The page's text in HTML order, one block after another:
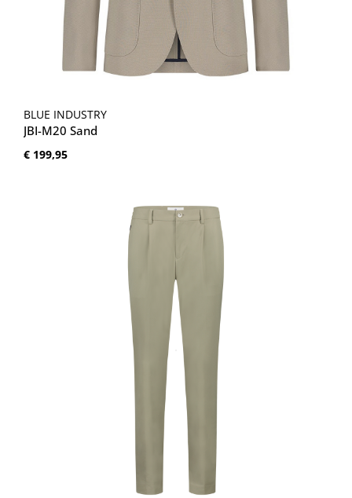
BLUE INDUSTRY
JBI-M20 Sand
Normale prijs:
€ 199,95